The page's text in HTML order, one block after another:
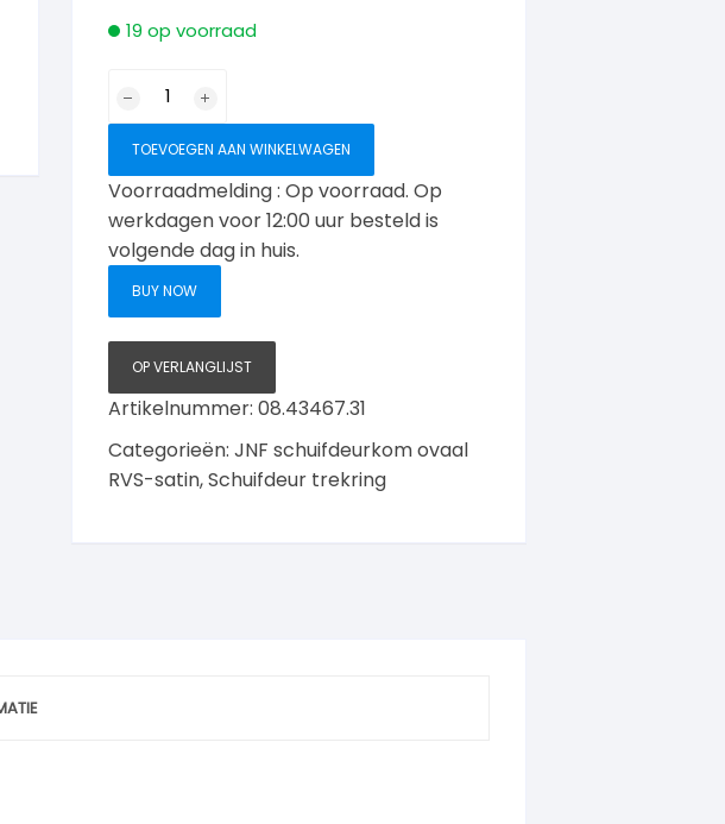
19 op voorraad
schuifdeurtrekring
aantal
TOEVOEGEN AAN WINKELWAGEN
Voorraadmelding : Op voorraad. Op
werkdagen voor 12:00 uur besteld is
volgende dag in huis.
BUY NOW
OP VERLANGLIJST
Artikelnummer:08.43467.31
Categorieën:JNF schuifdeurkom ovaal
RVS-satin,Schuifdeur trekring